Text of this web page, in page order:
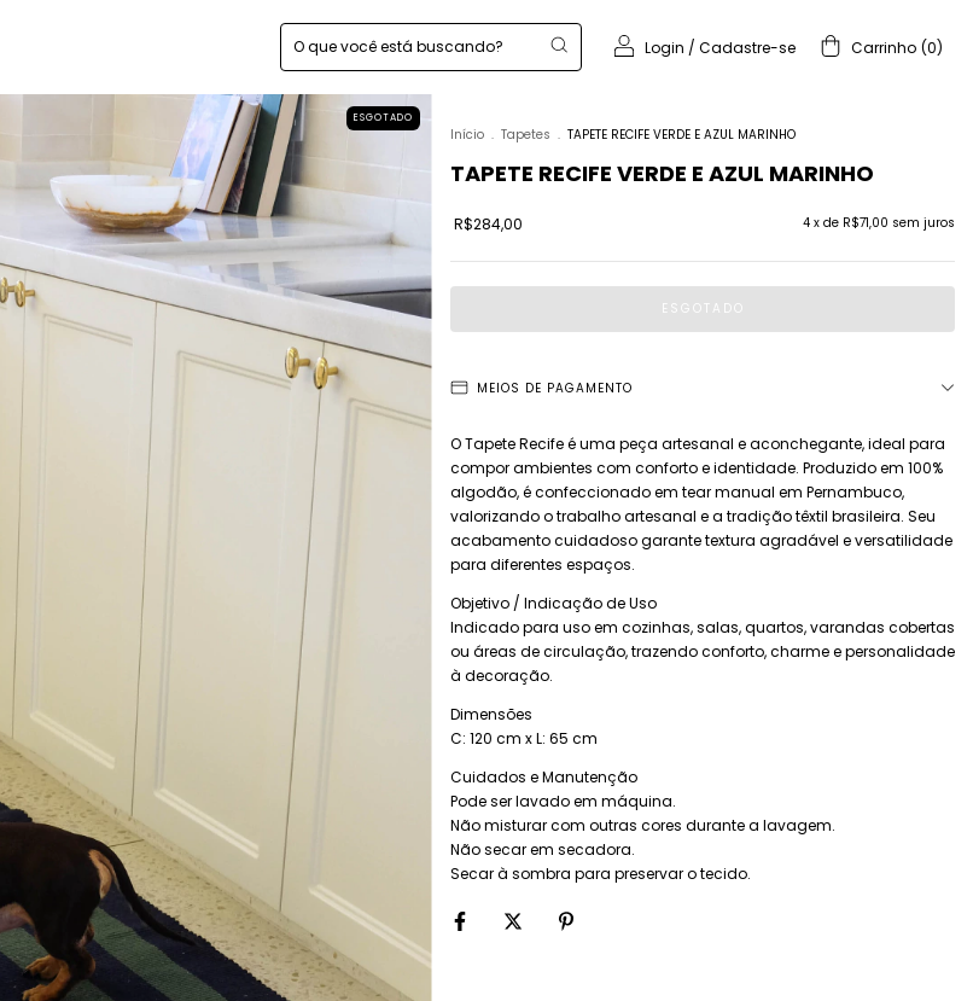
Login / Cadastre-se Carrinho (0)
ESGOTADO
Início . Tapetes . TAPETE RECIFE VERDE E AZUL MARINHO
TAPETE RECIFE VERDE E AZUL MARINHO
R$284,00 4 x de R$71,00 sem juros
MEIOS DE PAGAMENTO
O Tapete Recife é uma peça artesanal e aconchegante, ideal para
compor ambientes com conforto e identidade. Produzido em 100%
algodão, é confeccionado em tear manual em Pernambuco,
valorizando o trabalho artesanal e a tradição têxtil brasileira. Seu
acabamento cuidadoso garante textura agradável e versatilidade
para diferentes espaços.
Objetivo / Indicação de Uso
Indicado para uso em cozinhas, salas, quartos, varandas cobertas
ou áreas de circulação, trazendo conforto, charme e personalidade
à decoração.
Dimensões
C: 120 cm x L: 65 cm
Cuidados e Manutenção
Pode ser lavado em máquina.
Não misturar com outras cores durante a lavagem.
Não secar em secadora.
Secar à sombra para preservar o tecido.